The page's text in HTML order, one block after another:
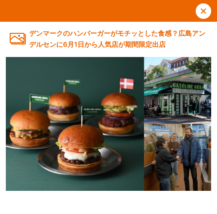
デンマークのハンバーガーがモチッとした食感？広島アン
デルセンに6月1日から人気店が期間限定出店